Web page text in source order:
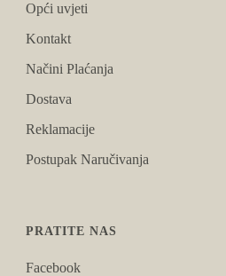
Opći uvjeti
Kontakt
Načini Plaćanja
Dostava
Reklamacije
Postupak Naručivanja
PRATITE NAS
Facebook